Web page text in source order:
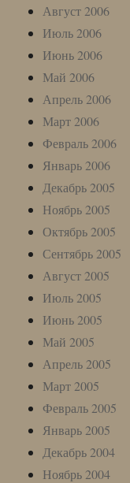
Август 2006
Июль 2006
Июнь 2006
Май 2006
Апрель 2006
Март 2006
Февраль 2006
Январь 2006
Декабрь 2005
Ноябрь 2005
Октябрь 2005
Сентябрь 2005
Август 2005
Июль 2005
Июнь 2005
Май 2005
Апрель 2005
Март 2005
Февраль 2005
Январь 2005
Декабрь 2004
Ноябрь 2004